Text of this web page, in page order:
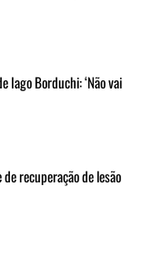
Iago Borduchi: ‘Não vai
recuperação de lesão